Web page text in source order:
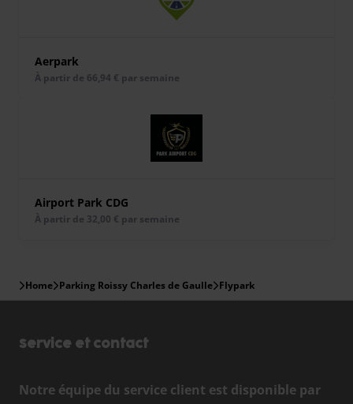
Aerpark
À partir de 66,94 € par semaine
Airport Park CDG
À partir de 32,00 € par semaine
Home Parking Roissy Charles de Gaulle Flypark
Service et contact
Notre équipe du service client est disponible par